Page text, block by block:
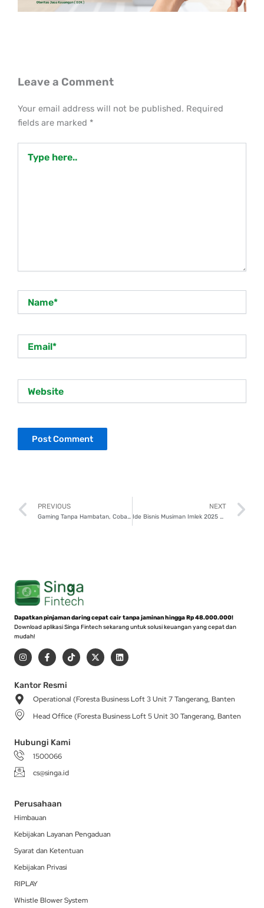
Leave a Comment
Your email address will not be published. Required
fields are marked *
here..
Prev
PREVIOUS
Gaming Tanpa Hambatan, Coba 7 HP Gaming Terbaik 2025!
NEXT
Ide Bisnis Musiman Imlek 2025 dan Cara Memulai agar Sukses
Dapatkan pinjaman daring cepat cair tanpa jaminan hingga Rp 48.000.000!
Download aplikasi Singa Fintech sekarang untuk solusi keuangan yang cepat dan
mudah!
I
n
s
a
g
r
a
m
F
a
c
b
o
-
T
i
k
X
-
t
t
r
L
i
n
i
Kantor Resmi
Operational (Foresta Business Loft 3 Unit 7 Tangerang, Banten
Head Office (Foresta Business Loft 5 Unit 30 Tangerang, Banten
Hubungi Kami
1500066
cs@singa.id
Perusahaan
Himbauan
Kebijakan Layanan Pengaduan
Syarat dan Ketentuan
Kebijakan Privasi
RIPLAY
Whistle Blower System